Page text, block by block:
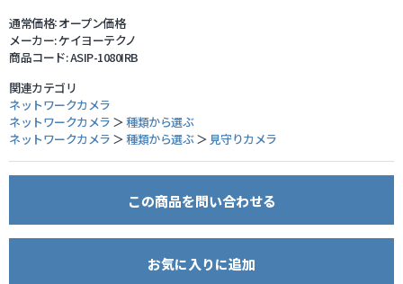
通常価格:オープン価格
メーカー:ケイヨーテクノ
商品コード:ASIP-1080IRB
関連カテゴリ
ネットワークカメラ
ネットワークカメラ ＞種類から選ぶ
ネットワークカメラ ＞種類から選ぶ ＞ 見守りカメラ
この商品を問い合わせる
お気に入りに追加
ホームに戻る